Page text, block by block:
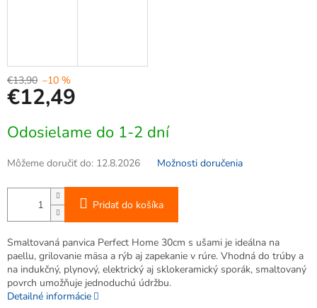
€13,90 –10 %
€12,49
cena:
Odosielame do 1-2 dní
Môžeme doručiť do: 12.8.2026 Možnosti doručenia
Pridať do košíka
Smaltovaná panvica Perfect Home 30cm s ušami je ideálna na
paellu, grilovanie mäsa a rýb aj zapekanie v rúre. Vhodná do trúby a
na indukčný, plynový, elektrický aj sklokeramický sporák, smaltovaný
povrch umožňuje jednoduchú údržbu.
Detailné informácie